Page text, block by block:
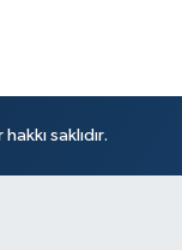
saklıdır.